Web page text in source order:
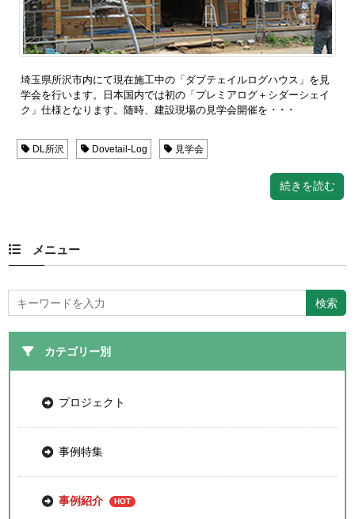
埼玉県所沢市内にて現在施工中の「ダブテェイルログハウス」を見
学会を行います。日本国内では初の「プレミアログ＋シダーシェイ
ク」仕様となります。随時、建設現場の見学会開催を ･ ･ ･
DL所沢 Dovetail-Log 見学会
続きを読む
メニュー
カテゴリー別
プロジェクト
事例特集
事例紹介